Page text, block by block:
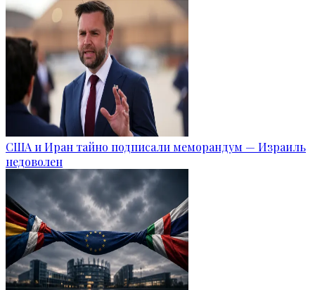
США и Иран тайно подписали меморандум — Израиль
недоволен